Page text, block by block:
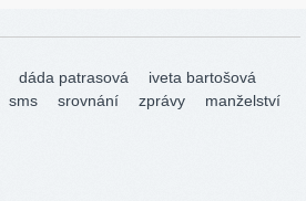
dáda patrasová
iveta bartošová
sms srovnání zprávy
manželství